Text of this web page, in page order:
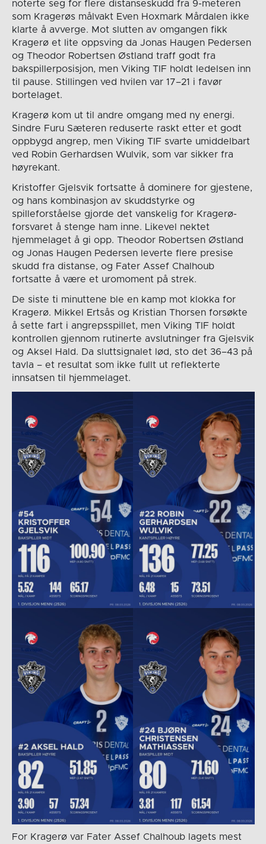
noterte seg for flere distanseskudd fra 9-meteren
som Kragerøs målvakt Even Hoxmark Mårdalen ikke
klarte å avverge. Mot slutten av omgangen fikk
Kragerø et lite oppsving da Jonas Haugen Pedersen
og Theodor Robertsen Østland traff godt fra
bakspillerposisjon, men Viking TIF holdt ledelsen inn
til pause. Stillingen ved hvilen var 17–21 i favør
bortelaget.
Kragerø kom ut til andre omgang med ny energi.
Sindre Furu Sæteren reduserte raskt etter et godt
oppbygd angrep, men Viking TIF svarte umiddelbart
ved Robin Gerhardsen Wulvik, som var sikker fra
høyrekant.
Kristoffer Gjelsvik fortsatte å dominere for gjestene,
og hans kombinasjon av skuddstyrke og
spilleforståelse gjorde det vanskelig for Kragerø-
forsvaret å stenge ham inne. Likevel nektet
hjemmelaget å gi opp. Theodor Robertsen Østland
og Jonas Haugen Pedersen leverte flere presise
skudd fra distanse, og Fater Assef Chalhoub
fortsatte å være et uromoment på strek.
De siste ti minuttene ble en kamp mot klokka for
Kragerø. Mikkel Ertsås og Kristian Thorsen forsøkte
å sette fart i angrepsspillet, men Viking TIF holdt
kontrollen gjennom rutinerte avslutninger fra Gjelsvik
og Aksel Hald. Da sluttsignalet lød, sto det 36–43 på
tavla – et resultat som ikke fullt ut reflekterte
innsatsen til hjemmelaget.
For Kragerø var Fater Assef Chalhoub lagets mest